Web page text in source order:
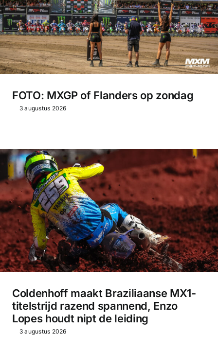
FOTO: MXGP of Flanders op zondag
3 augustus 2026
Coldenhoff maakt Braziliaanse MX1-
titelstrijd razend spannend, Enzo
Lopes houdt nipt de leiding
3 augustus 2026